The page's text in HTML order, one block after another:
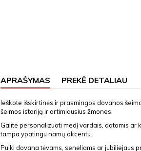
APRAŠYMAS PREKĖ DETALIAU
Ieškote išskirtinės ir prasmingos dovanos
šeimos istoriją ir artimiausius žmones.
Galite personalizuoti medį vardais, datomis ar
tampa ypatingu namų akcentu.
Puiki dovana tėvams, seneliams ar jubiliejaus